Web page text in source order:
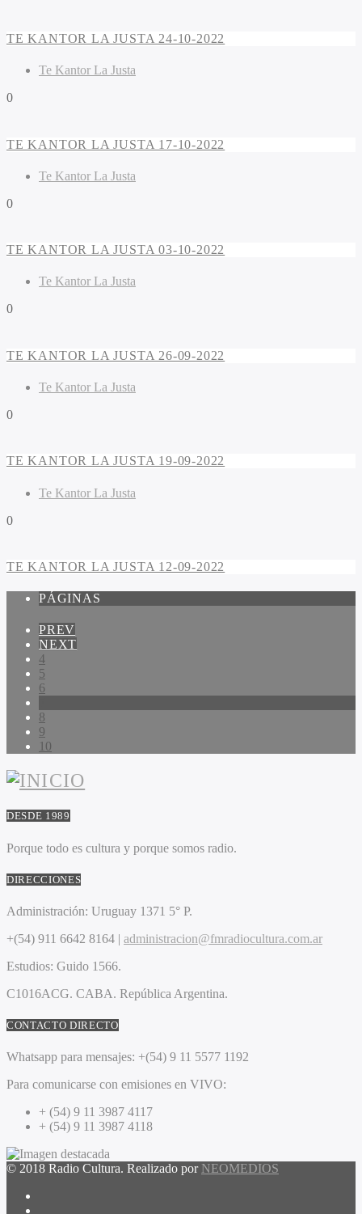
TE KANTOR LA JUSTA 24-10-2022
Te Kantor La Justa
0
TE KANTOR LA JUSTA 17-10-2022
Te Kantor La Justa
0
TE KANTOR LA JUSTA 03-10-2022
Te Kantor La Justa
0
TE KANTOR LA JUSTA 26-09-2022
Te Kantor La Justa
0
TE KANTOR LA JUSTA 19-09-2022
Te Kantor La Justa
0
TE KANTOR LA JUSTA 12-09-2022
PÁGINAS
PREV
NEXT
4
5
6
8
9
10
DESDE 1989
Porque todo es cultura y porque somos radio.
DIRECCIONES
Administración: Uruguay 1371 5° P.
+(54) 911 6642 8164 | administracion@fmradiocultura.com.ar
Estudios: Guido 1566.
C1016ACG. CABA. República Argentina.
CONTACTO DIRECTO
Whatsapp para mensajes: +(54) 9 11 5577 1192
Para comunicarse con emisiones en VIVO:
+ (54) 9 11 3987 4117
+ (54) 9 11 3987 4118
© 2018 Radio Cultura. Realizado por NEOMEDIOS